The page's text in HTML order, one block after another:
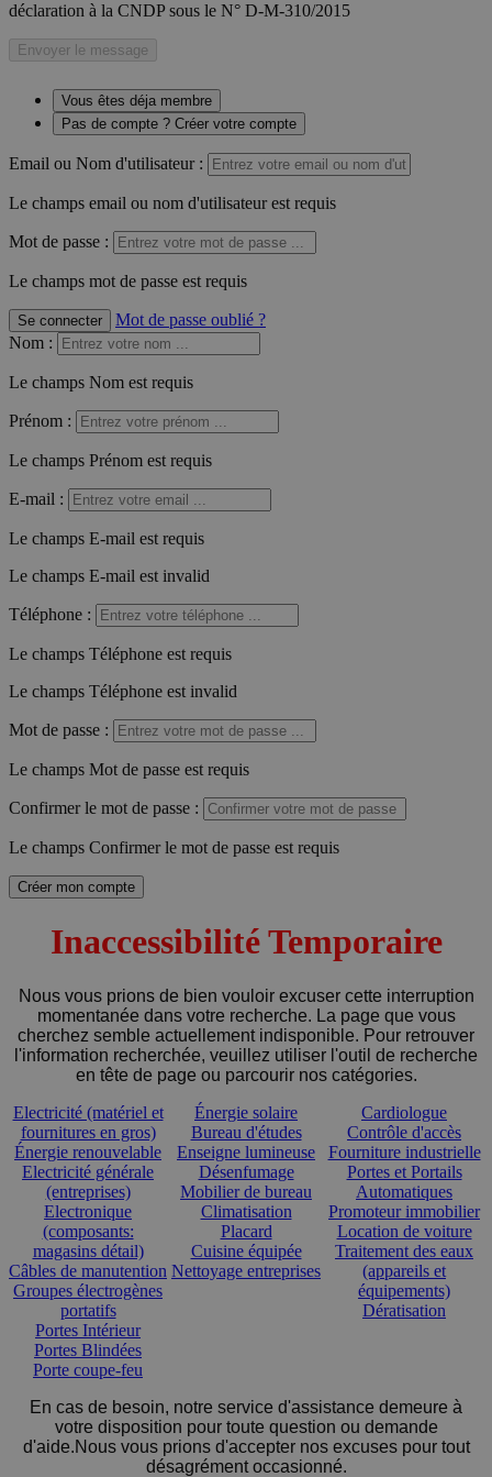
déclaration à la CNDP sous le N° D-M-310/2015
Envoyer le message
Vous êtes déja membre
Pas de compte ? Créer votre compte
Email ou Nom d'utilisateur :
Le champs email ou nom d'utilisateur est requis
Mot de passe :
Le champs mot de passe est requis
Se connecter
Mot de passe oublié ?
Nom :
Le champs Nom est requis
Prénom :
Le champs Prénom est requis
E-mail :
Le champs E-mail est requis
Le champs E-mail est invalid
Téléphone :
Le champs Téléphone est requis
Le champs Téléphone est invalid
Mot de passe :
Le champs Mot de passe est requis
Confirmer le mot de passe :
Le champs Confirmer le mot de passe est requis
Créer mon compte
Inaccessibilité Temporaire
Nous vous prions de bien vouloir excuser cette interruption
momentanée dans votre recherche. La page que vous
cherchez semble actuellement indisponible. Pour retrouver
l'information recherchée, veuillez utiliser l'outil de recherche
en tête de page ou parcourir nos catégories.
Electricité (matériel et
fournitures en gros)
Énergie renouvelable
Electricité générale
(entreprises)
Electronique
(composants:
magasins détail)
Câbles de manutention
Groupes électrogènes
portatifs
Portes Intérieur
Portes Blindées
Porte coupe-feu
Énergie solaire
Bureau d'études
Enseigne lumineuse
Désenfumage
Mobilier de bureau
Climatisation
Placard
Cuisine équipée
Nettoyage entreprises
Cardiologue
Contrôle d'accès
Fourniture industrielle
Portes et Portails
Automatiques
Promoteur immobilier
Location de voiture
Traitement des eaux
(appareils et
équipements)
Dératisation
En cas de besoin, notre service d'assistance demeure à
votre disposition pour toute question ou demande
d'aide.Nous vous prions d'accepter nos excuses pour tout
désagrément occasionné.